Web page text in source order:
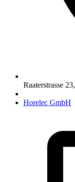
Raaterstrasse 23,
Horelec GmbH